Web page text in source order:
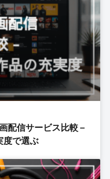
配信サービス比較 –
度で選ぶ